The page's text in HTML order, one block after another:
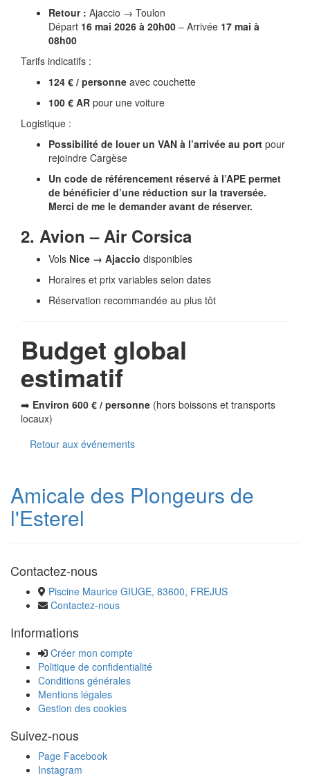
Retour : Ajaccio → Toulon
Départ 16 mai 2026 à 20h00 – Arrivée 17 mai à
08h00
Tarifs indicatifs :
124 € / personne avec couchette
100 € AR pour une voiture
Logistique :
Possibilité de louer un VAN à l’arrivée au port pour
rejoindre Cargèse
Un code de référencement réservé à l’APE permet
de bénéficier d’une réduction sur la traversée.
Merci de me le demander avant de réserver.
2. Avion – Air Corsica
Vols Nice → Ajaccio disponibles
Horaires et prix variables selon dates
Réservation recommandée au plus tôt
Budget global
estimatif
➡️ Environ 600 € / personne (hors boissons et transports
locaux)
Retour aux événements
Amicale des Plongeurs de
l'Esterel
Contactez-nous
Piscine Maurice GIUGE, 83600, FREJUS
Contactez-nous
Informations
Créer mon compte
Politique de confidentialité
Conditions générales
Mentions légales
Gestion des cookies
Suivez-nous
Page Facebook
Instagram